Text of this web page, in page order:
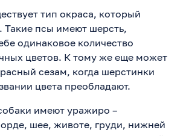
тип окраса, который
Такие псы имеют шерсть,
одинаковое количество
цветов. К тому же еще может
сезам, когда шерстинки
цвета преобладают.
имеют уражиро –
шее, животе, груди, нижней